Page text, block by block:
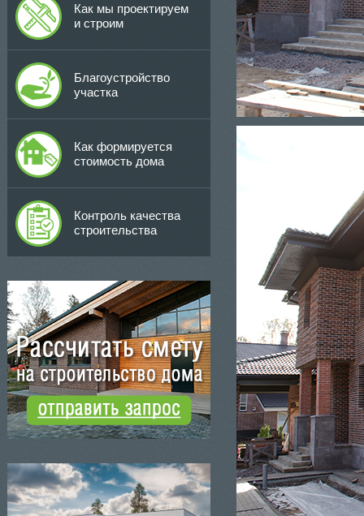
Как мы проектируем
и строим
Благоустройство
участка
Как формируется
стоимость дома
Контроль качества
строительства